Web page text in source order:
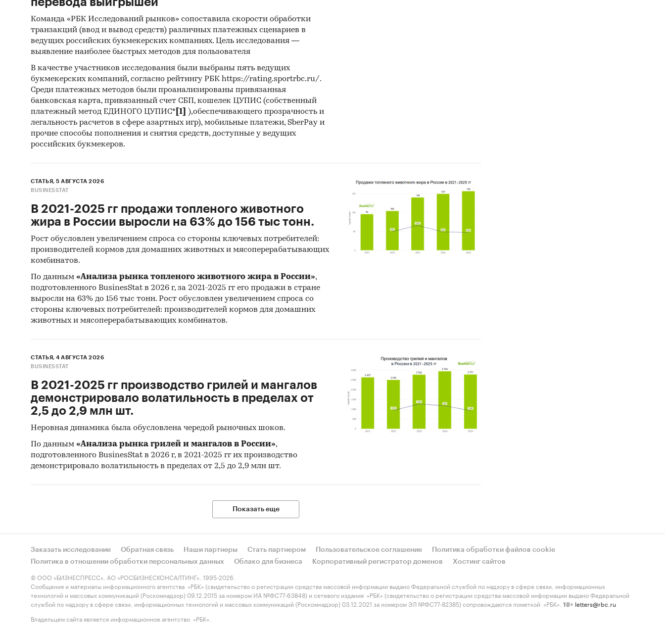
Команда «РБК Исследований рынков» сопоставила скорости обработки
транзакций (ввод и вывод средств) различных платежных сценариев в
ведущих российских букмекерских компаниях. Цель исследования —
выявление наиболее быстрых методов для пользователя
В качестве участников исследования были выбраны пять ведущих
букмекерских компаний, согласно рейтингу РБК https://rating.sportrbc.ru/.
Среди платежных методов были проанализированы привязанная
банковская карта, привязанный счет СБП, кошелек ЦУПИС (собственный
платежный метод ЕДИНОГО ЦУПИС* [1]
),обеспечивающего прозрачность и
легальность расчетов в сфере азартных игр), мобильные платежи, SberPay и
прочие способы пополнения и снятия средств, доступные у ведущих
российских букмекеров.
СТАТЬЯ, 5 АВГУСТА 2026
BUSINESSTAT
В 2021-2025 гг продажи топленого животного
жира в России выросли на 63% до 156 тыс тонн.
Рост обусловлен увеличением спроса со стороны ключевых потребителей:
производителей кормов для домашних животных и мясоперерабатывающих
комбинатов.
По данным «Анализа рынка топленого животного жира в России»,
подготовленного BusinesStat в 2026 г, за 2021-2025 гг его продажи в стране
выросли на 63% до 156 тыс тонн. Рост обусловлен увеличением спроса со
стороны ключевых потребителей: производителей кормов для домашних
животных и мясоперерабатывающих комбинатов.
СТАТЬЯ, 4 АВГУСТА 2026
BUSINESSTAT
В 2021-2025 гг производство грилей и мангалов
демонстрировало волатильность в пределах от
2,5 до 2,9 млн шт.
Неровная динамика была обусловлена чередой рыночных шоков.
По данным «Анализа рынка грилей и мангалов в России»,
подготовленного BusinesStat в 2026 г, в 2021-2025 гг их производство
демонстрировало волатильность в пределах от 2,5 до 2,9 млн шт.
Показать еще
Заказать исследование Обратная связь Наши партнеры Стать партнером Пользовательское соглашение
Политика обработки файлов cookie
Политика в отношении обработки персональных данных
Облако для бизнеса Корпоративный регистратор доменов Хостинг сайтов
© ООО «БИЗНЕСПРЕСС», АО «РОСБИЗНЕСКОНСАЛТИНГ», 1995-2026.
Сообщения и материалы информационного агентства «РБК» (свидетельство о регистрации средства массовой информации выдано Федеральной службой по надзору в сфере связи, информационных
технологий и массовых коммуникаций (Роскомнадзор) 09.12.2015 за номером ИА №ФС77-63848) и сетевого издания «РБК» (свидетельство о регистрации средства массовой информации выдано Федеральной
службой по надзору в сфере связи, информационных технологий и массовых коммуникаций (Роскомнадзор) 03.12.2021 за номером ЭЛ №ФС77-82385) сопровождаются пометкой «РБК».
18+ letters@rbc.ru
Владельцем сайта является информационное агентство «РБК».